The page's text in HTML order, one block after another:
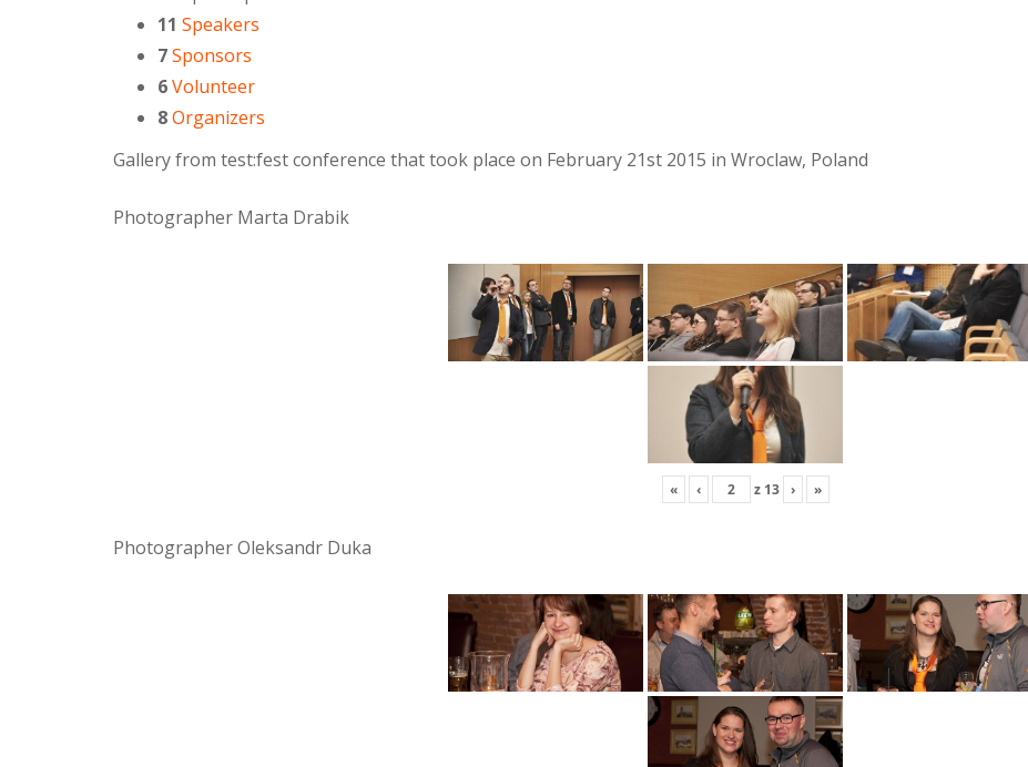
11 Speakers
7Sponsors
6Volunteer
8Organizers
Gallery from test:fest conference that took place on February 21st 2015 in Wroclaw, Poland
Photographer Marta Drabik
« ‹ z 13 › »
Photographer Oleksandr Duka